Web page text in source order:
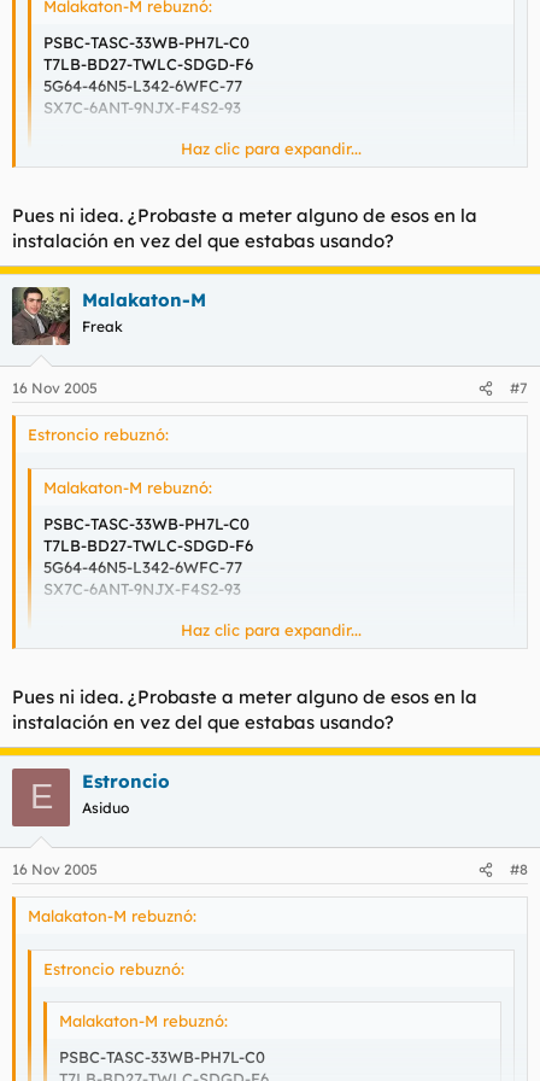
Malakaton-M rebuznó:
PSBC-TASC-33WB-PH7L-C0
T7LB-BD27-TWLC-SDGD-F6
5G64-46N5-L342-6WFC-77
SX7C-6ANT-9NJX-F4S2-93
www.serials.ws(Ojito con entrar con IE)
Haz clic para expandir...
Gracias por los serials, pero me sigue ocurriendo lo mismo. Al
principio de la instalacion me pide un serial para que
comience el proceso de instalacion. Lo acepta y se instala. A la
hora de ejecutar el juego me sigue saliendo esto, le meto el
mismo passwords u otro y no me lo reconoce. Que ocurre?
Haz clic para expandir...
Pues ni idea. ¿Probaste a meter alguno de esos en la
instalación en vez del que estabas usando?
Malakaton-M
Freak
16 Nov 2005 #7
Estroncio rebuznó:
Malakaton-M rebuznó:
PSBC-TASC-33WB-PH7L-C0
T7LB-BD27-TWLC-SDGD-F6
5G64-46N5-L342-6WFC-77
SX7C-6ANT-9NJX-F4S2-93
www.serials.ws(Ojito con entrar con IE)
Haz clic para expandir...
Gracias por los serials, pero me sigue ocurriendo lo mismo. Al
principio de la instalacion me pide un serial para que
comience el proceso de instalacion. Lo acepta y se instala. A la
hora de ejecutar el juego me sigue saliendo esto, le meto el
mismo passwords u otro y no me lo reconoce. Que ocurre?
Haz clic para expandir...
Pues ni idea. ¿Probaste a meter alguno de esos en la
instalación en vez del que estabas usando?
E Estroncio
Asiduo
16 Nov 2005 #8
Malakaton-M rebuznó:
Estroncio rebuznó:
Malakaton-M rebuznó:
PSBC-TASC-33WB-PH7L-C0